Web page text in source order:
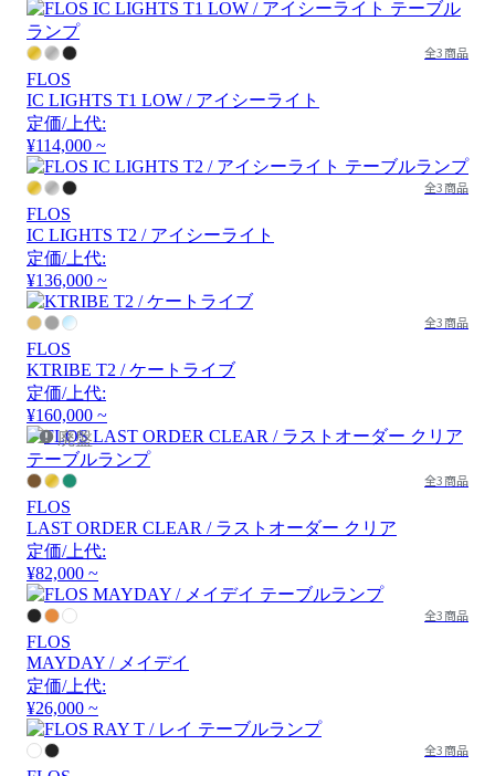
全3商品
FLOS
IC LIGHTS T1 LOW / アイシーライト
定価/上代:
¥114,000 ~
全3商品
FLOS
IC LIGHTS T2 / アイシーライト
定価/上代:
¥136,000 ~
全3商品
FLOS
KTRIBE T2 / ケートライブ
定価/上代:
¥160,000 ~
廃盤
全3商品
FLOS
LAST ORDER CLEAR / ラストオーダー クリア
定価/上代:
¥82,000 ~
全3商品
FLOS
MAYDAY / メイデイ
定価/上代:
¥26,000 ~
全3商品